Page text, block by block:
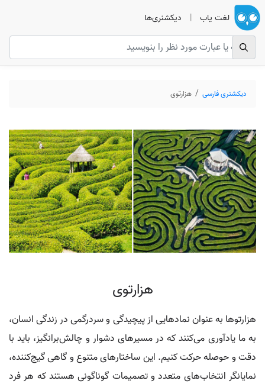
لغت یاب | دیکشنری‌ها
دیکشنری فارسی هزارتوی
هزارتوی
هزارتوها به عنوان نمادهایی از پیچیدگی و سردرگمی در زندگی انسان،
به ما یادآوری می‌کنند که در مسیرهای دشوار و چالش‌برانگیز، باید با
دقت و حوصله حرکت کنیم. این ساختارهای متنوع و گاهی گیج‌کننده،
نمایانگر انتخاب‌های متعدد و تصمیمات گوناگونی هستند که هر فرد